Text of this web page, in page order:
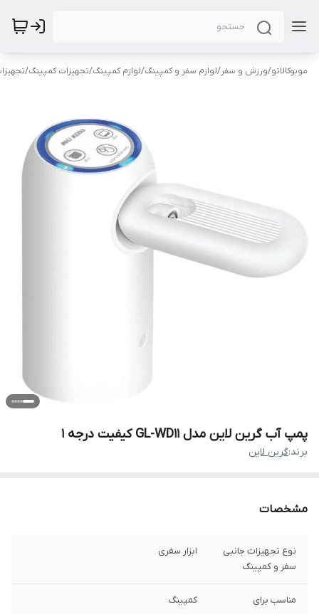
موبوکالاتو/ورزش و سفر/لوازم سفر و کمپینگ/لوازم کمپینگ/تجهیزات کمپینگ/
پمپ آب گرین لاین مدل GL-WD11 کیفیت درجه ۱
برند:گرین لاین
مشخصات
نوع تجهیزات جانبی
سفر و کمپینگ
ابزار سفری
مناسب برای کمپینگ